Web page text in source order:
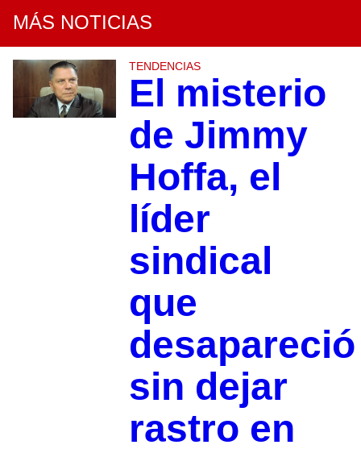
MÁS NOTICIAS
TENDENCIAS
El misterio
de Jimmy
Hoffa, el
líder
sindical
que
desapareció
sin dejar
rastro en